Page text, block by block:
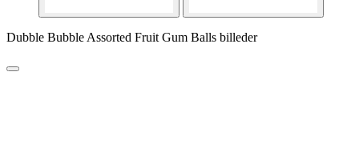
Dubble Bubble Assorted Fruit Gum Balls billeder